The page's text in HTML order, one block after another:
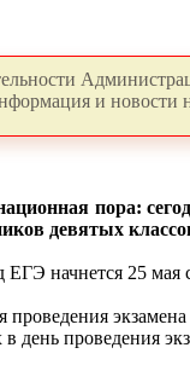
и новости
пора:
девятых
начнется 25 мая
проведения
день проведения